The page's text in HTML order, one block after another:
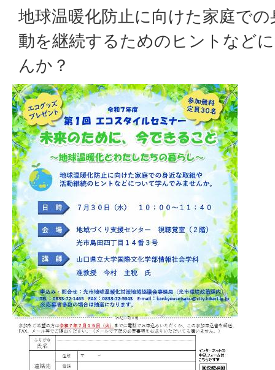
地球温暖化防止に向けた家庭で
動を継続するためのヒントなど
んか？